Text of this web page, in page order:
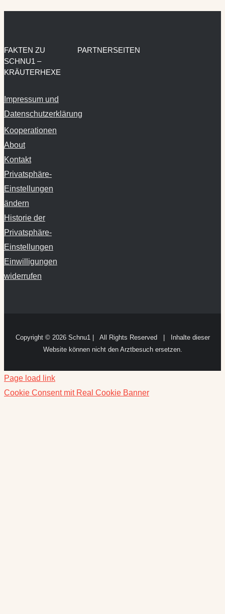
FAKTEN ZU
SCHNU1 –
KRÄUTERHEXE
Impressum und
Datenschutzerklärung
Kooperationen
About
Kontakt
Privatsphäre-
Einstellungen
ändern
Historie der
Privatsphäre-
Einstellungen
Einwilligungen
widerrufen
PARTNERSEITEN
Copyright © 2026 Schnu1 | All Rights Reserved | Inhalte dieser
Website können nicht den Arztbesuch ersetzen.
Page load link
Cookie Consent mit Real Cookie Banner